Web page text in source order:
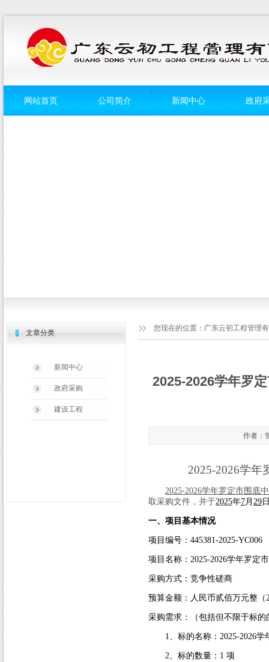
网站首页 公司简介 新闻中心 政府
您现在的位置： 广东云初工程管理
2025-2026学年罗
作者：
2025-2026学年
2025-2026学年罗定市围底
取采购文件，并于2025年7月 29
一、项目基本情况
项目编号： 445381-2025-YC006
项目名称： 2025-2026学年罗定
采购方式：竞争性磋商
预算金额：人民币贰佰万元整（
采购需求：（包括但不限于标
1、标的名称： 2025-2026学
2、标的数量： 1 项
文章分类
新闻中心
政府采购
建设工程